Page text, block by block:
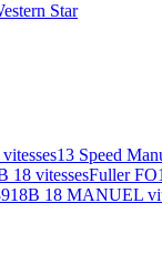
Star
13 Speed
18 vitessesFuller
18 MANUEL